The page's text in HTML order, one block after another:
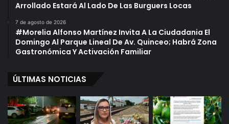
Arrollado Estará Al Lado De Las Burguers Locas
7 de agosto de 2026
#Morelia Alfonso Martínez Invita A La Ciudadania El
Domingo Al Parque Lineal De Av. Quinceo; Habrá Zona
Gastronómica Y Activación Familiar
ÚLTIMAS NOTICIAS